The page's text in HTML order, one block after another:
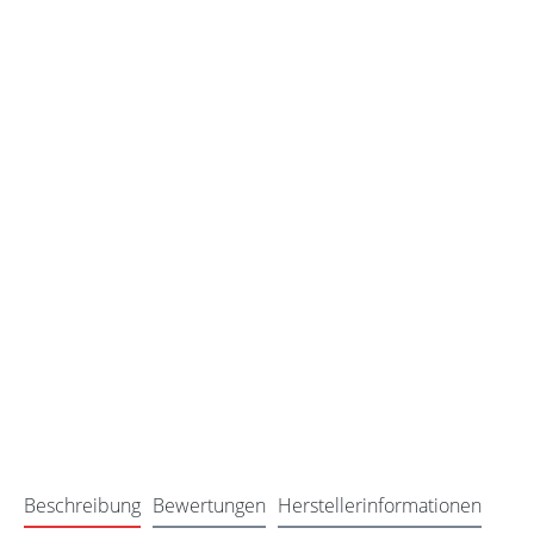
Beschreibung Bewertungen Herstellerinformationen